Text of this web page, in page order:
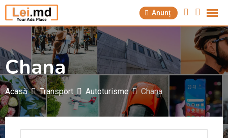
Săriți
la
Anunț
Chana
Acasă Transport Autoturisme Chana